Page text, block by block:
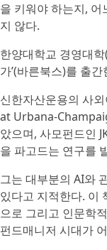
을 키워야 하는지,
지 않다.
한양대학교 경영대
가’(바른북스)를 출간
신한자산운용의 사
at Urbana-
았으며, 사모펀드인
을 파고드는 연구를
그는 대부분의 AI와
있다고 지적한다. 이
으로 그리고 인문학
펀드매니저 시대가